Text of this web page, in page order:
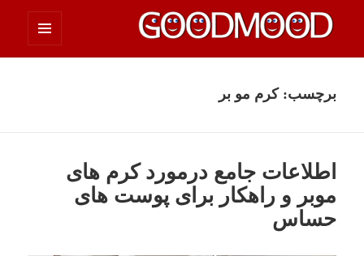
چیزای خووب مووب
برچسب:کرم مو بر
اطلاعات جامع درمورد کرم های
موبر و راهکار برای پوست های
حساس